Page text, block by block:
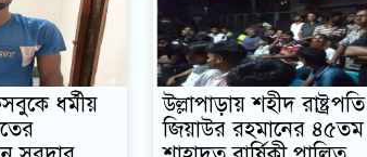
ধর্মীয়
উল্লাপাড়ায় শহীদ রাষ্ট্রপতি
জিয়াউর রহমানের ৪৫তম